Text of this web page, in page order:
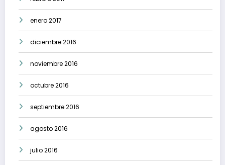
enero 2017
diciembre 2016
noviembre 2016
octubre 2016
septiembre 2016
agosto 2016
julio 2016